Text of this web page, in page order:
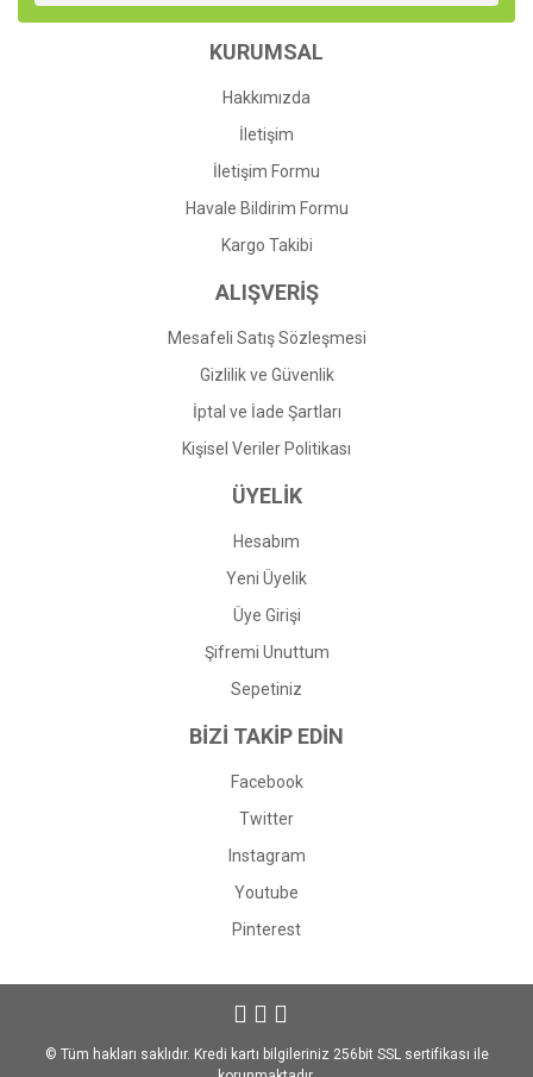
Ürün bilgilerinde hatalar bulunuyor.
Ürün fiyatı diğer sitelerden daha pahalı.
Gönder
KURUMSAL
Hakkımızda
İletişim
İletişim Formu
Havale Bildirim Formu
Kargo Takibi
ALIŞVERİŞ
Mesafeli Satış Sözleşmesi
Gizlilik ve Güvenlik
İptal ve İade Şartları
Kişisel Veriler Politikası
ÜYELİK
Hesabım
Yeni Üyelik
Üye Girişi
Şifremi Unuttum
Sepetiniz
BİZİ TAKİP EDİN
Facebook
Twitter
Instagram
Youtube
Pinterest
© Tüm hakları saklıdır. Kredi kartı bilgileriniz 256bit SSL sertifikası ile